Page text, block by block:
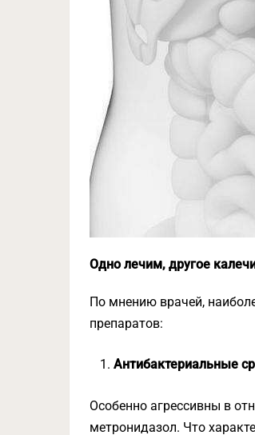
Одно лечим, другое
По мнению врачей,
препаратов:
Антибактериальные
Особенно агрессивны в
метронидазол. Что